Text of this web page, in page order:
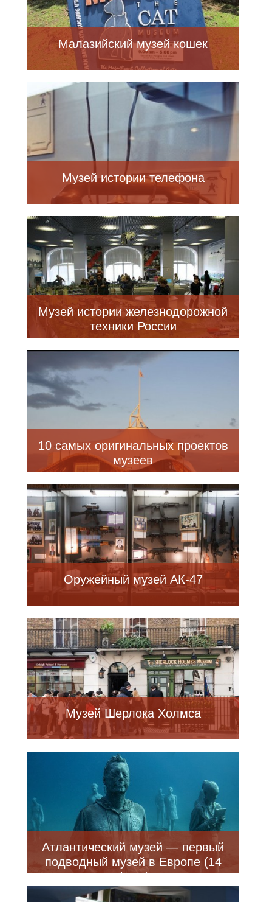
Малазийский музей кошек
Музей истории телефона
Музей истории железнодорожной
техники России
10 самых оригинальных проектов
музеев
Оружейный музей АК-47
Музей Шерлока Холмса
Атлантический музей — первый
подводный музей в Европе (14
фото)